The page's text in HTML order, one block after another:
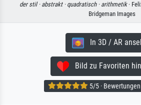
der stil · abstrakt · quadratisch · arithmetik·
Bridgeman Images
In 3D / AR
Bild zu Favoriten
5/5 ·